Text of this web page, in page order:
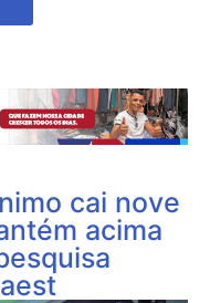
cai nove
acima